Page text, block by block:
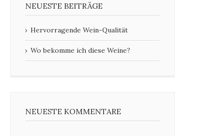
NEUESTE BEITRÄGE
Hervorragende Wein-Qualität
Wo bekomme ich diese Weine?
NEUESTE KOMMENTARE